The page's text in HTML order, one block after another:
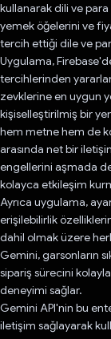
kullanarak dili ve
yemek öğelerini ve
tercih ettiği dile ve
Uygulama,
tercihlerinden
zevklerine en uygun
kişiselleştirilmiş bir
hem metne hem de
arasında net bir
engellerini aşmada
kolayca etkileşim
Ayrıca uygulama,
erişilebilirlik
dahil olmak üzere
Gemini, garsonların
sipariş sürecini
deneyimi sağlar.
Gemini API'nin bu
iletişim sağlayarak